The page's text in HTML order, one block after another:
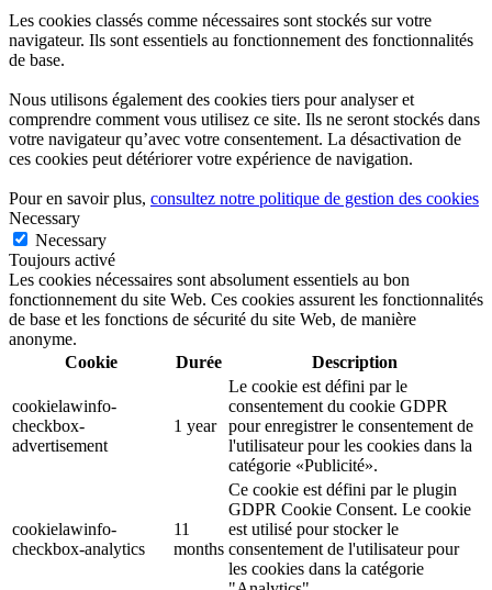
Les cookies classés comme nécessaires sont stockés sur votre
navigateur. Ils sont essentiels au fonctionnement des fonctionnalités
de base.
Nous utilisons également des cookies tiers pour analyser et
comprendre comment vous utilisez ce site. Ils ne seront stockés dans
votre navigateur qu’avec votre consentement. La désactivation de
ces cookies peut détériorer votre expérience de navigation.
Pour en savoir plus, consultez notre politique de gestion des cookies
Necessary
Necessary
Toujours activé
Les cookies nécessaires sont absolument essentiels au bon
fonctionnement du site Web. Ces cookies assurent les fonctionnalités
de base et les fonctions de sécurité du site Web, de manière
anonyme.
Cookie
Durée Description
cookielawinfo-
checkbox-
advertisement
1 year
Le cookie est défini par le
consentement du cookie GDPR
pour enregistrer le consentement de
l'utilisateur pour les cookies dans la
catégorie «Publicité».
cookielawinfo-
checkbox-analytics
11
months
Ce cookie est défini par le plugin
GDPR Cookie Consent. Le cookie
est utilisé pour stocker le
consentement de l'utilisateur pour
les cookies dans la catégorie